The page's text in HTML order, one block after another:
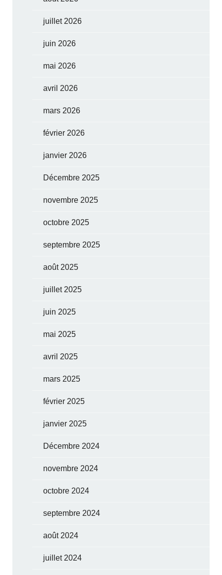
juillet 2026
juin 2026
mai 2026
avril 2026
mars 2026
février 2026
janvier 2026
Décembre 2025
novembre 2025
octobre 2025
septembre 2025
août 2025
juillet 2025
juin 2025
mai 2025
avril 2025
mars 2025
février 2025
janvier 2025
Décembre 2024
novembre 2024
octobre 2024
septembre 2024
août 2024
juillet 2024